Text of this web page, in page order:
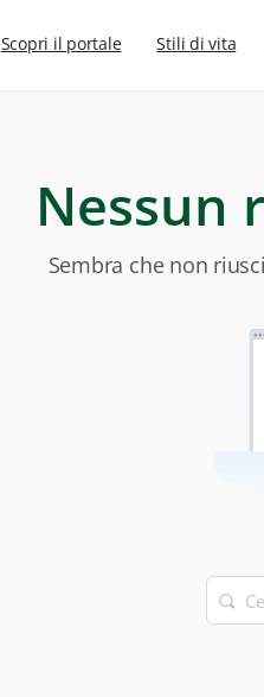
Scopri il portale Stili di vita
Nessun
Sembra che non